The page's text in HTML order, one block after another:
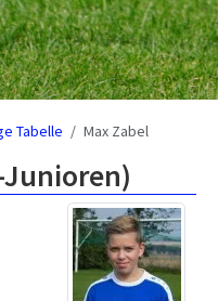
Tabelle Max Zabel
Junioren)